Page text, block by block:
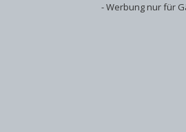
- Werbung nur für